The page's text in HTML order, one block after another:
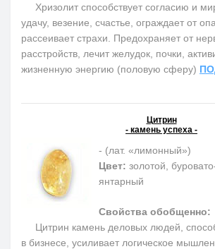
Хризолит способствует согласию и
удачу, везение, счастье, ограждает от
рассеивает страхи. Предохраняет от
расстройств, лечит желудок, почки,
жизненную энергию (половую сферу)
Цитрин
- камень успеха -
- (лат. «лимонный»)
Цвет: золотой,
янтарный
Свойства обобщенно:
Цитрин камень деловых людей,
в бизнесе, усиливает логическое